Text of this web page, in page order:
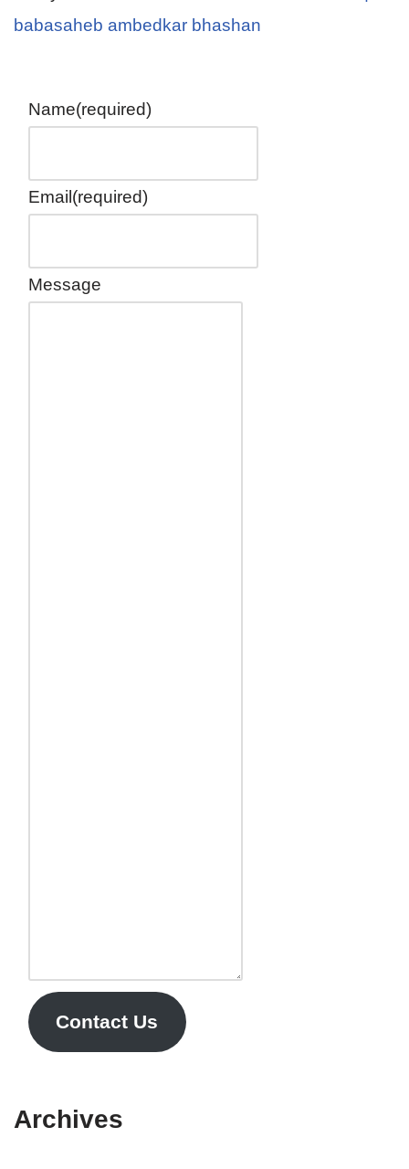
babasaheb ambedkar bhashan
Name(required)
Email (required)
Message
Contact Us
Archives